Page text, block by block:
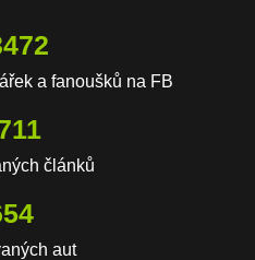
a fanoušků na FB
článků
aut